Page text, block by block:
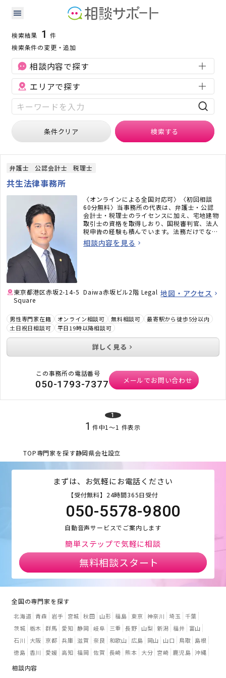
静岡県の会社設立に強い専門家の検索結果
会社設立
検索結果 1 件
検索条件の変更・追加
相談内容で探す
エリアで探す
条件クリア 検索する
弁護士 公認会計士 税理士
共生法律事務所
〈オンラインによる全国対応可〉〈初回相談
60分無料〉当事務所の代表は、弁護士・公認
会計士・税理士のライセンスに加え、宅地建物
取引士の資格を取得しおり、国税審判官、法人
税申告の経験も積んでいます。法務だけでな
く、税務のことまで考えた包括的なサポートを
ご提供いたします。不動産・相続でお困りの
相談内容を見る
東京都港区赤坂2-14-5 Daiwa赤坂ビル2階 Legal
Square
地図・アクセス
男性専門家在籍 オンライン相談可 無料相談可
最寄駅から徒歩5分以内
土日祝日相談可
平日19時以降相談可
詳しく見る
この事務所の電話番号
050-1793-7377 メールでお問い合わせ
1
1 件中1〜1 件表示
TOP専門家を探す静岡県会社設立
まずは、お気軽にお電話ください
【受付無料】24時間365日受付
050-5578-9800
自動音声サービスでご案内します
簡単ステップで気軽に相談
無料相談スタート
全国の専門家を探す
北海道 青森 岩手 宮城 秋田 山形 福島 東京 神奈川 埼玉
千葉
茨城 栃木 群馬 愛知 静岡 岐阜 三重 長野 山梨 新潟 福井
富山
石川
大阪 京都 兵庫 滋賀 奈良 和歌山 広島 岡山 山口 鳥取
島根
徳島 香川 愛媛 高知 福岡 佐賀 長崎 熊本 大分 宮崎 鹿児島 沖縄
相談内容